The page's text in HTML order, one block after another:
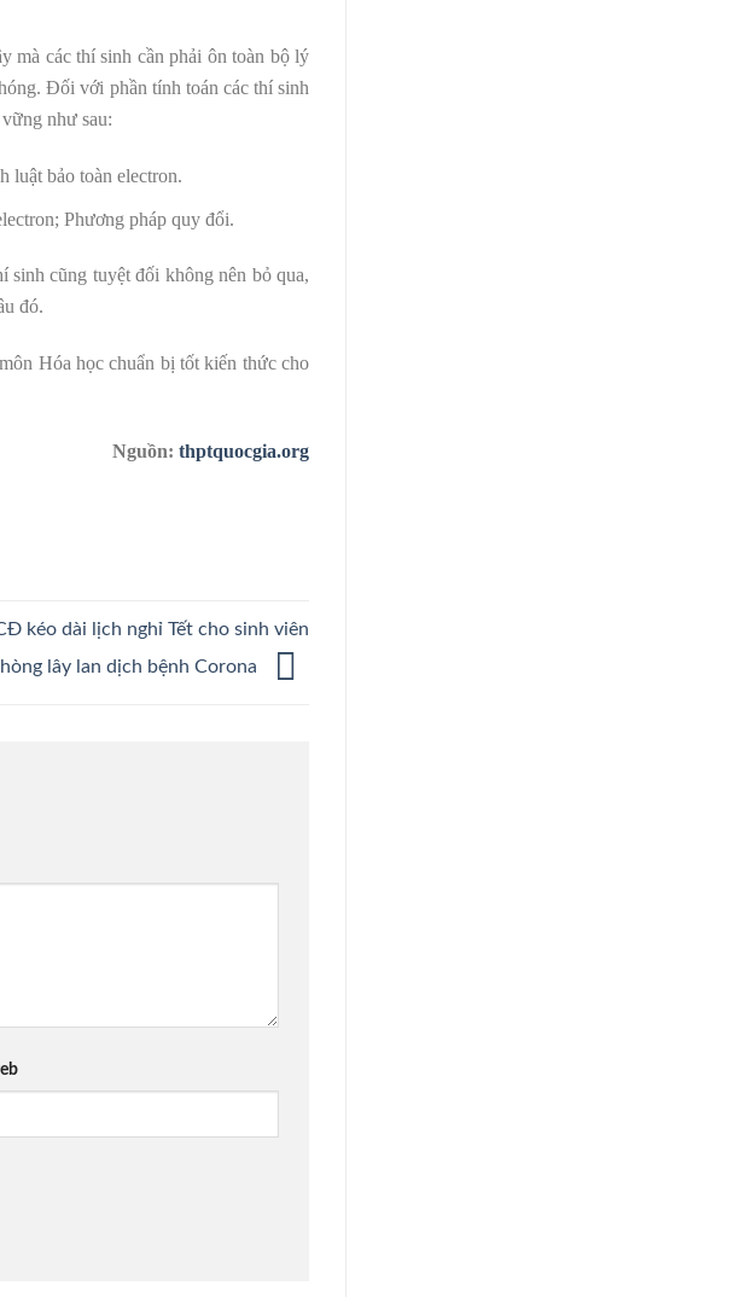
mà các thí sinh cần phải ôn toàn bộ lý
Đối với phần tính toán các thí sinh
như sau:
bảo toàn electron.
Phương pháp quy đổi.
cũng tuyệt đối không nên bỏ qua,
đó.
Hóa học chuẩn bị tốt kiến thức cho
Nguồn: thptquocgia.org
kéo dài lịch nghỉ Tết cho sinh viên
lây lan dịch bệnh Corona